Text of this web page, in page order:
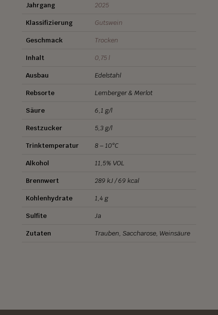
Jahrgang 2025
Klassifizierung Gutswein
Geschmack Trocken
Inhalt 0,75 l
Ausbau Edelstahl
Rebsorte Lemberger & Merlot
Säure 6,1 g/l
Restzucker 5,3 g/l
Trinktemperatur 8 – 10°C
Alkohol 11,5% VOL
Brennwert 289 kJ / 69 kcal
Kohlenhydrate 1,4 g
Sulfite Ja
Zutaten Trauben, Saccharose, Weinsäure